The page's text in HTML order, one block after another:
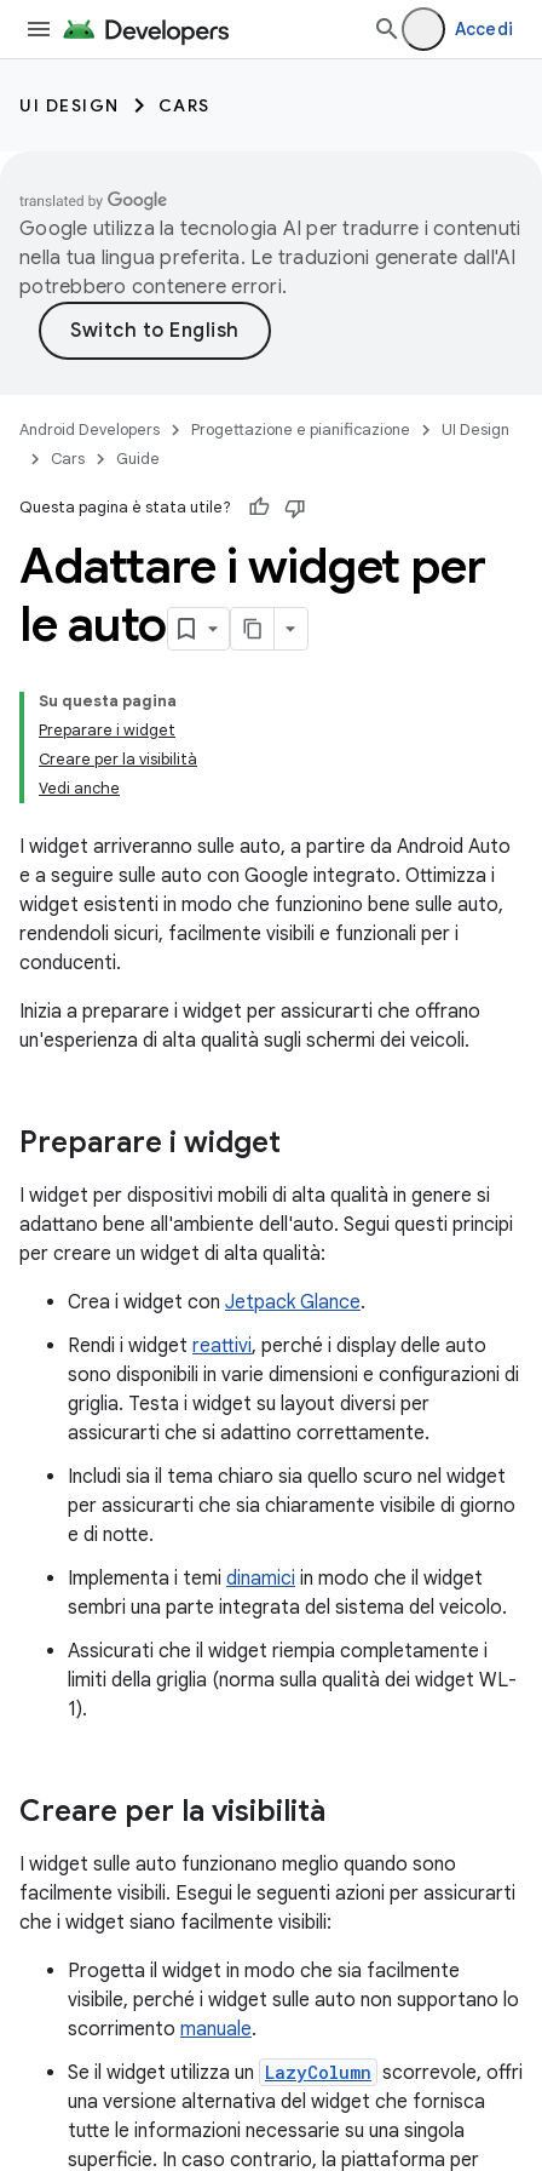
Accedi
UI DESIGN CARS
Google utilizza la tecnologia AI per tradurre i contenuti
nella tua lingua preferita. Le traduzioni generate dall'AI
potrebbero contenere errori.
Android Developers Progettazione e pianificazione
UI Design
Cars
Guide
Questa pagina è stata utile?
Adattare i widget per
le auto
Su questa pagina
Preparare i widget
Creare per la visibilità
Vedi anche
I widget arriveranno sulle auto, a partire da Android Auto
e a seguire sulle auto con Google integrato. Ottimizza i
widget esistenti in modo che funzionino bene sulle auto,
rendendoli sicuri, facilmente visibili e funzionali per i
conducenti.
Inizia a preparare i widget per assicurarti che offrano
un'esperienza di alta qualità sugli schermi dei veicoli.
Preparare i widget
I widget per dispositivi mobili di alta qualità in genere si
adattano bene all'ambiente dell'auto. Segui questi principi
per creare un widget di alta qualità:
Crea i widget con Jetpack Glance.
Rendi i widget reattivi, perché i display delle auto
sono disponibili in varie dimensioni e configurazioni di
griglia. Testa i widget su layout diversi per
assicurarti che si adattino correttamente.
Includi sia il tema chiaro sia quello scuro nel widget
per assicurarti che sia chiaramente visibile di giorno
e di notte.
Implementa i temi dinamici in modo che il widget
sembri una parte integrata del sistema del veicolo.
Assicurati che il widget riempia completamente i
limiti della griglia (norma sulla qualità dei widget WL-
1).
Creare per la visibilità
I widget sulle auto funzionano meglio quando sono
facilmente visibili. Esegui le seguenti azioni per assicurarti
che i widget siano facilmente visibili:
Progetta il widget in modo che sia facilmente
visibile, perché i widget sulle auto non supportano lo
scorrimento manuale.
Se il widget utilizza un LazyColumn scorrevole, offri
una versione alternativa del widget che fornisca
tutte le informazioni necessarie su una singola
superficie. In caso contrario, la piattaforma per